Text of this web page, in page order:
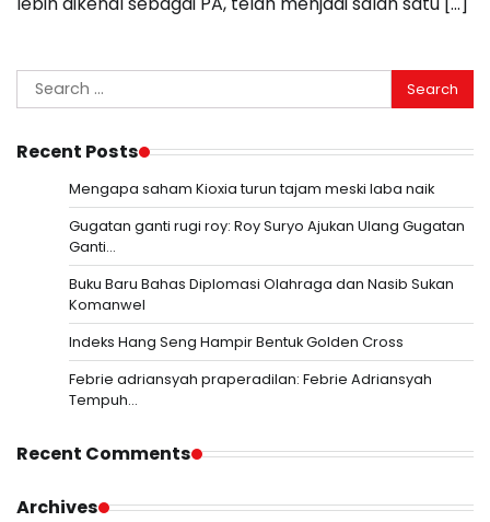
Search
for:
Recent Posts
Mengapa saham Kioxia turun tajam meski laba naik
Gugatan ganti rugi roy: Roy Suryo Ajukan Ulang Gugatan
Ganti…
Buku Baru Bahas Diplomasi Olahraga dan Nasib Sukan
Komanwel
Indeks Hang Seng Hampir Bentuk Golden Cross
Febrie adriansyah praperadilan: Febrie Adriansyah
Tempuh…
Recent Comments
Archives